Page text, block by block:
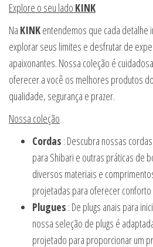
Explore o seu lado KINK
Na KINKentendemos que cada detalhe
explorar seus limites e desfrutar de
apaixonantes. Nossa coleção é
oferecer a você os melhores produtos
qualidade, segurança e prazer.
Nossa coleção
Cordas : Descubra nossas
para Shibari e outras práticas de
diversos materiais e
projetadas para oferecer conforto
Plugues : De plugs anais para
nossa seleção de plugs é
projetado para proporcionar um